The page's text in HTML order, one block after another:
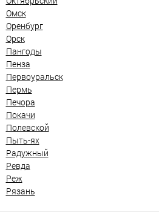
Омск
Оренбург
Орск
Пангоды
Пенза
Первоуральск
Пермь
Печора
Покачи
Полевской
Пыть-ях
Радужный
Ревда
Реж
Рязань